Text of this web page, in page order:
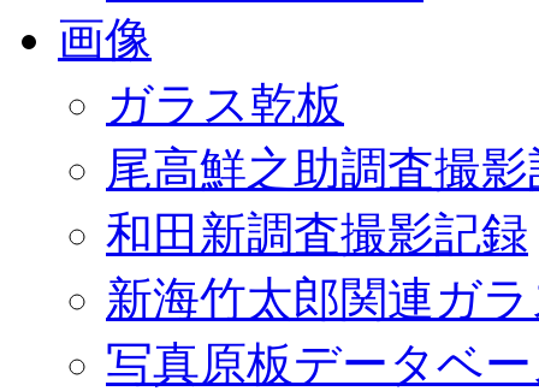
画像
ガラス乾板
尾高鮮之助調査撮
和田新調査撮影記録
新海竹太郎関連ガ
写真原板データベ